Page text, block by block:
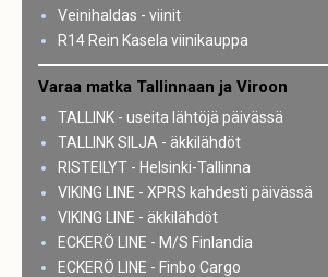
Veinihaldas - viinit
R14 Rein Kasela viinikauppa
Varaa matka Tallinnaan ja Viroon
TALLINK - useita lähtöjä päivässä
TALLINK SILJA - äkkilähdöt
RISTEILYT - Helsinki-Tallinna
VIKING LINE - XPRS kahdesti päivässä
VIKING LINE - äkkilähdöt
ECKERÖ LINE - M/S Finlandia
ECKERÖ LINE - Finbo Cargo